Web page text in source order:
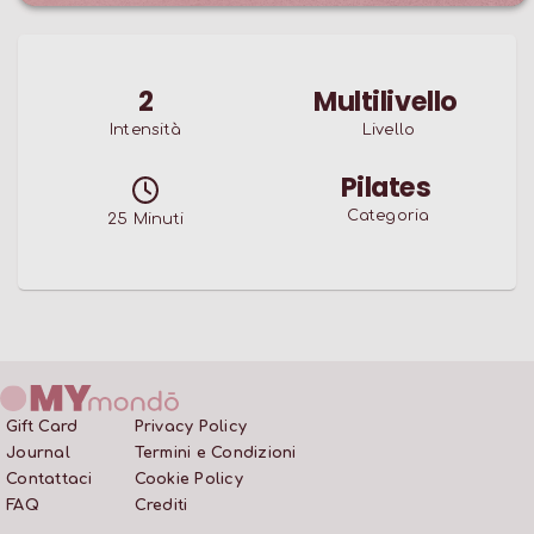
2
Intensità
Multilivello
Livello
25 Minuti
Pilates
Categoria
Gift Card
Journal
Contattaci
FAQ
Privacy Policy
Termini e Condizioni
Cookie Policy
Crediti